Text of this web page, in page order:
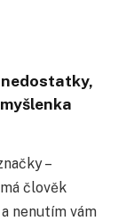
–
člověk
nenutím vám